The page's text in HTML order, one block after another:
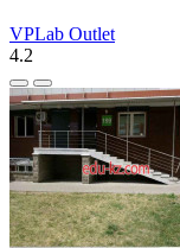
VPLab Outlet
4.2